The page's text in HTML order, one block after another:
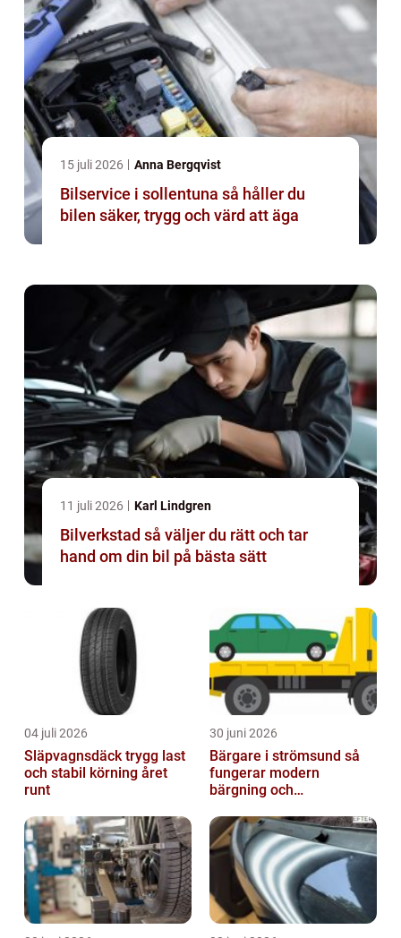
15 juli 2026 Anna Bergqvist
Bilservice i sollentuna så håller du
bilen säker, trygg och värd att äga
11 juli 2026 Karl Lindgren
Bilverkstad så väljer du rätt och tar
hand om din bil på bästa sätt
04 juli 2026
Släpvagnsdäck trygg last
och stabil körning året
runt
30 juni 2026
Bärgare i strömsund så
fungerar modern
bärgning och